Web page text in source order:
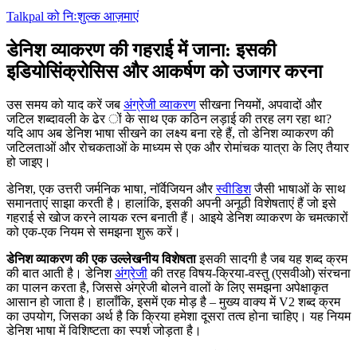
Talkpal को निःशुल्क आज़माएं
डेनिश व्याकरण की गहराई में जाना: इसकी
इडियोसिंक्रोसिस और आकर्षण को उजागर करना
उस समय को याद करें जब अंग्रेजी व्याकरणसीखना नियमों, अपवादों और
जटिल शब्दावली के ढेर ों के साथ एक कठिन लड़ाई की तरह लग रहा था?
यदि आप अब डेनिश भाषा सीखने का लक्ष्य बना रहे हैं, तो डेनिश व्याकरण की
जटिलताओं और रोचकताओं के माध्यम से एक और रोमांचक यात्रा के लिए तैयार
हो जाइए।
डेनिश, एक उत्तरी जर्मनिक भाषा, नॉर्वेजियन औरस्वीडिशजैसी भाषाओं के साथ
समानताएं साझा करती है। हालांकि, इसकी अपनी अनूठी विशेषताएं हैं जो इसे
गहराई से खोज करने लायक रत्न बनाती हैं। आइये डेनिश व्याकरण के चमत्कारों
को एक-एक नियम से समझना शुरू करें।
डेनिश व्याकरण की एक उल्लेखनीय विशेषताइसकी सादगी है जब यह शब्द क्रम
की बात आती है। डेनिशअंग्रेजीकी तरह विषय-क्रिया-वस्तु (एसवीओ) संरचना
का पालन करता है, जिससे अंग्रेजी बोलने वालों के लिए समझना अपेक्षाकृत
आसान हो जाता है। हालाँकि, इसमें एक मोड़ है – मुख्य वाक्य में V2 शब्द क्रम
का उपयोग, जिसका अर्थ है कि क्रिया हमेशा दूसरा तत्व होना चाहिए। यह नियम
डेनिश भाषा में विशिष्टता का स्पर्श जोड़ता है।